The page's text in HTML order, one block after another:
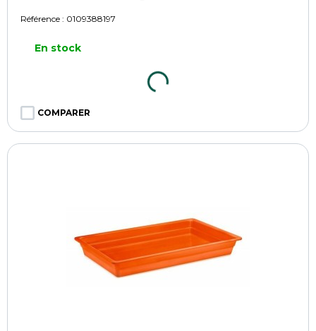
Référence : 0109388197
En stock
COMPARER